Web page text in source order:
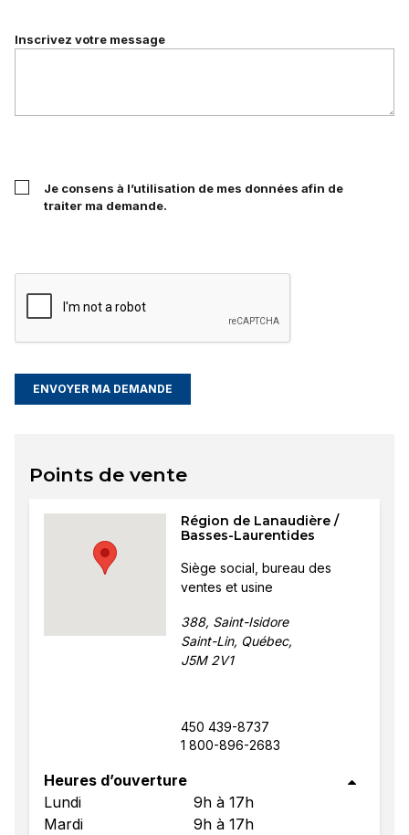
Inscrivez votre message
Je consens à l’utilisation de mes données afin de
traiter ma demande.
ENVOYER MA DEMANDE
Points de vente
Région de Lanaudière /
Basses-Laurentides
Siège social, bureau des
ventes et usine
388, Saint-Isidore
Saint-Lin, Québec,
J5M 2V1
450 439-8737
1 800-896-2683
Heures d’ouverture
Lundi
9h à 17h
Mardi
9h à 17h